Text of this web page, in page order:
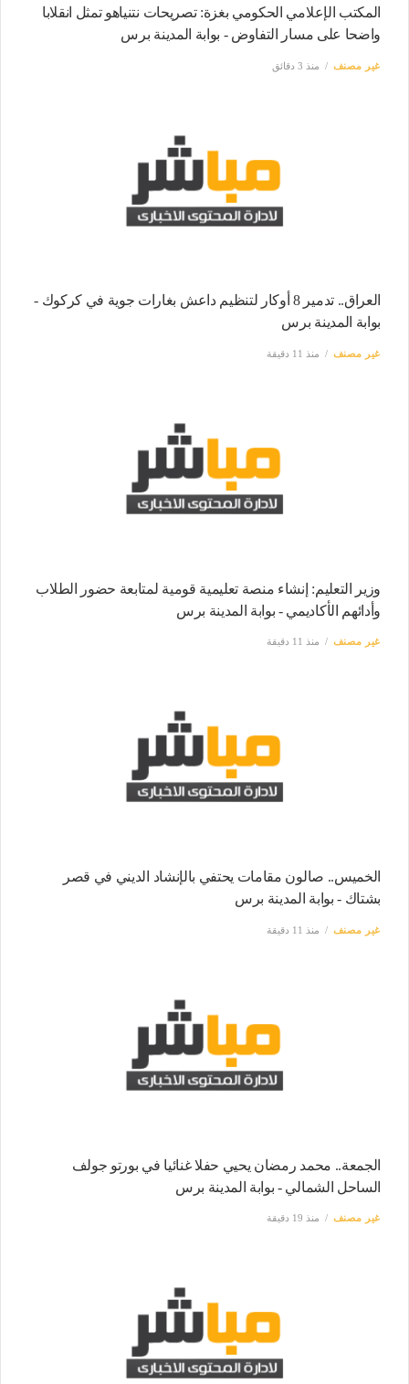
المكتب الإعلامي الحكومي بغزة: تصريحات نتنياهو تمثل انقلابا
واضحا على مسار التفاوض - بوابة المدينة برس
غير مصنف منذ 3 دقائق
العراق.. تدمير 8 أوكار لتنظيم داعش بغارات جوية في كركوك -
بوابة المدينة برس
غير مصنف منذ 11 دقيقة
وزير التعليم: إنشاء منصة تعليمية قومية لمتابعة حضور الطلاب
وأدائهم الأكاديمي - بوابة المدينة برس
غير مصنف منذ 11 دقيقة
الخميس.. صالون مقامات يحتفي بالإنشاد الديني في قصر
بشتاك - بوابة المدينة برس
غير مصنف منذ 11 دقيقة
الجمعة.. محمد رمضان يحيي حفلا غنائيا في بورتو جولف
الساحل الشمالي - بوابة المدينة برس
غير مصنف منذ 19 دقيقة